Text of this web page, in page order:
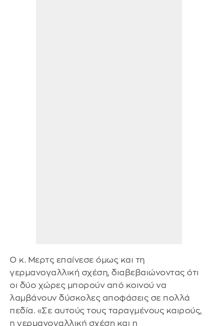
Ο κ. Μερτς επαίνεσε όμως και τη
γερμανογαλλική σχέση, διαβεβαιώνοντας ότι
οι δύο χώρες μπορούν από κοινού να
λαμβάνουν δύσκολες αποφάσεις σε πολλά
πεδία. «Σε αυτούς τους ταραγμένους καιρούς,
η γερμανογαλλική σχέση και η